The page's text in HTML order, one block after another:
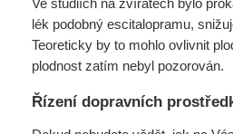
Ve studiích na zvířatech bylo
lék podobný escitalopramu,
Teoreticky by to mohlo ovlivnit
plodnost zatím nebyl pozorován.
Řízení dopravních